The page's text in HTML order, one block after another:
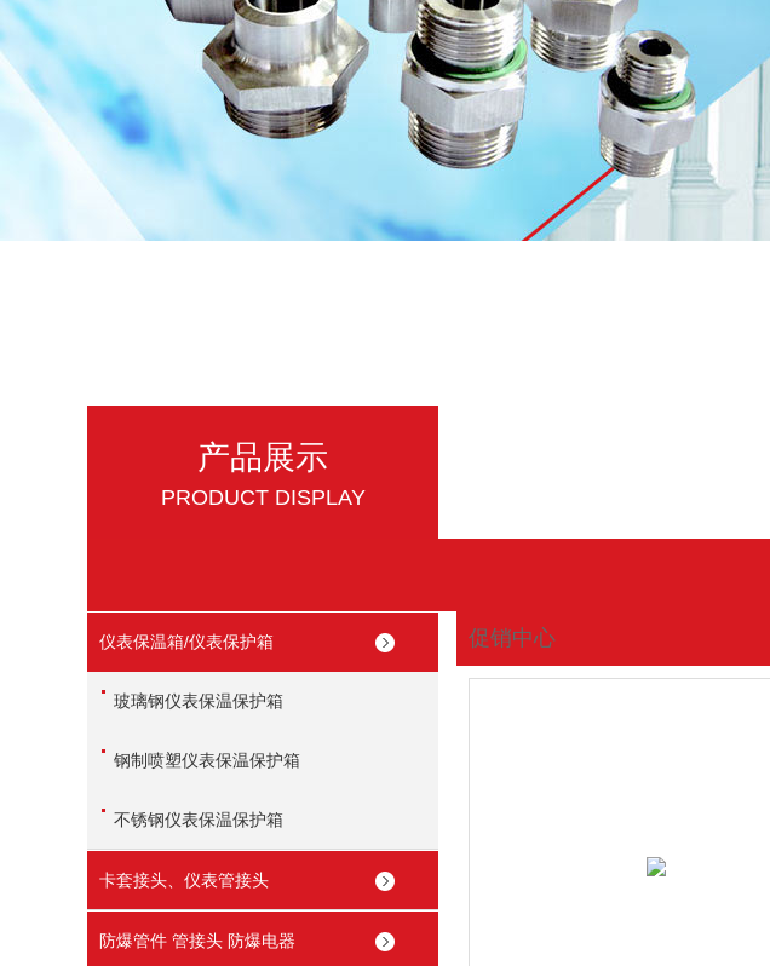
产品展示
PRODUCT DISPLAY
仪表保温箱/仪表保护箱
玻璃钢仪表保温保护箱
钢制喷塑仪表保温保护箱
不锈钢仪表保温保护箱
卡套接头、仪表管接头
防爆管件 管接头 防爆电器
促销中心